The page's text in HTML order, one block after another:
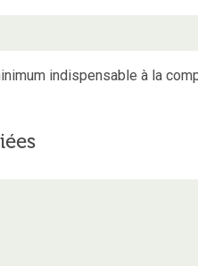
indispensable à la